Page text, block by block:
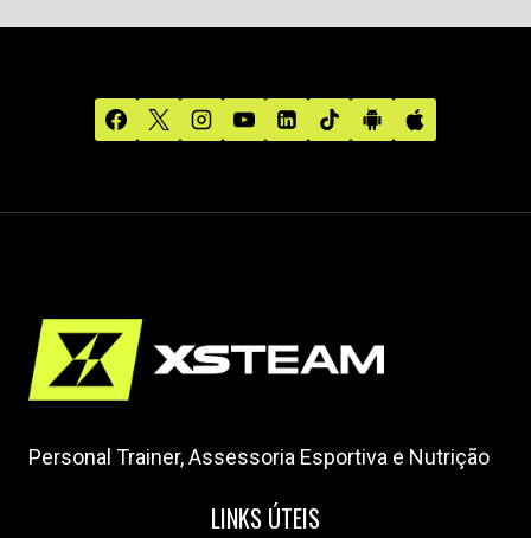
Personal Trainer, Assessoria Esportiva e Nutrição
LINKS ÚTEIS